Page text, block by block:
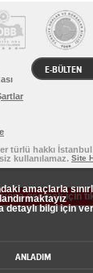
E-BÜLTEN
türlü hakkı İstanbul
kullanılamaz. Site
geçmek için
amaçlarla
bilgi için
ANLADIM